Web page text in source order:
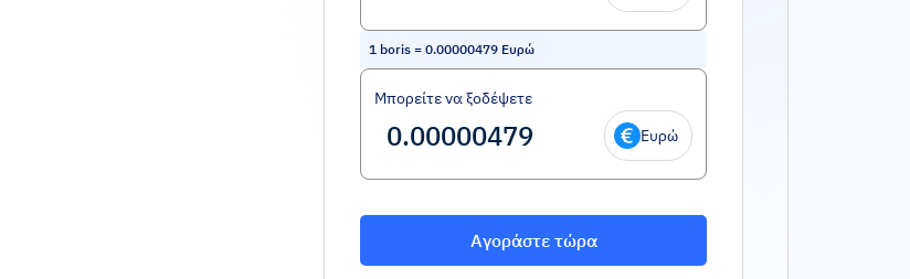
1 boris = 0.00000479 Ευρώ
Μπορείτε να ξοδέψετε
Ευρώ
Αγοράστε τώρα